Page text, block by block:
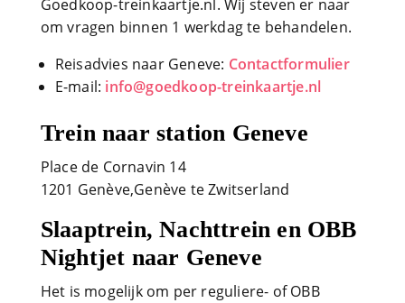
Goedkoop-treinkaartje.nl. Wij steven er naar
om vragen binnen 1 werkdag te behandelen.
Reisadvies naar Geneve: Contactformulier
E-mail: info@goedkoop-treinkaartje.nl
Trein naar station Geneve
Place de Cornavin 14
1201 Genève,Genève te Zwitserland
Slaaptrein, Nachttrein en OBB
Nightjet naar Geneve
Het is mogelijk om per reguliere- of OBB